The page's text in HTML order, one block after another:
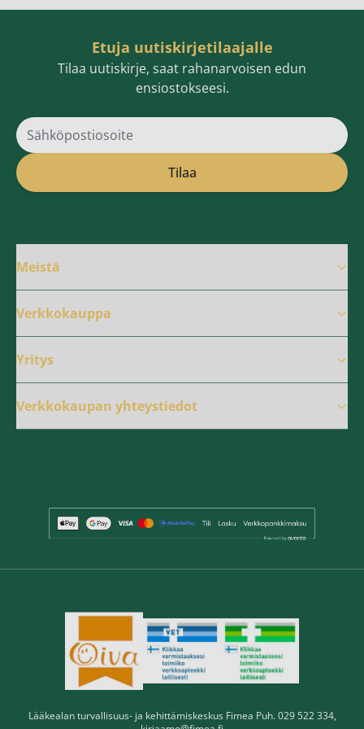
Etuja uutiskirjetilaajalle
Tilaa uutiskirje, saat rahanarvoisen edun
ensiostokseesi.
Sähköpostiosoite
Tilaa
Meistä
Verkkokauppa
Yritys
Verkkokaupan yhteystiedot
Lääkealan turvallisuus- ja kehittämiskeskus Fimea Puh. 029 522 334,